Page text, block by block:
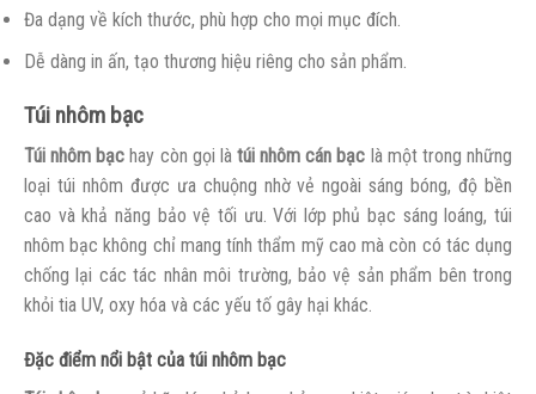
Đa dạng về kích thước, phù hợp cho mọi mục đích.
Dễ dàng in ấn, tạo thương hiệu riêng cho sản phẩm.
Túi nhôm bạc
Túi nhôm bạc hay còn gọi làtúi nhôm cán bạc là một trong những
loại túi nhôm được ưa chuộng nhờ vẻ ngoài sáng bóng, độ bền
cao và khả năng bảo vệ tối ưu. Với lớp phủ bạc sáng loáng, túi
nhôm bạc không chỉ mang tính thẩm mỹ cao mà còn có tác dụng
chống lại các tác nhân môi trường, bảo vệ sản phẩm bên trong
khỏi tia UV, oxy hóa và các yếu tố gây hại khác.
Đặc điểm nổi bật của túi nhôm bạc